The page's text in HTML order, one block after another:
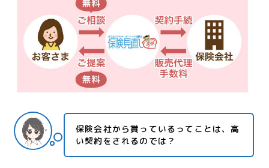
保険会社から貰っているってことは、高
い契約をされるのでは？